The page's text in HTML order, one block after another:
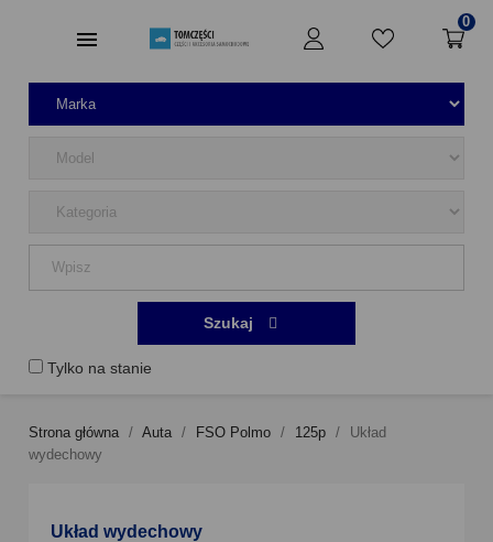
0
Tylko na stanie
Szukaj
Strona główna Auta FSO Polmo 125p
Układ
wydechowy
Układ wydechowy